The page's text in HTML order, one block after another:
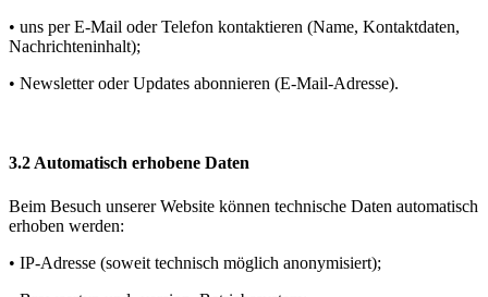
• uns per E-Mail oder Telefon kontaktieren (Name, Kontaktdaten,
Nachrichteninhalt);
• Newsletter oder Updates abonnieren (E-Mail-Adresse).
3.2 Automatisch erhobene Daten
Beim Besuch unserer Website können technische Daten automatisch
erhoben werden:
• IP-Adresse (soweit technisch möglich anonymisiert);